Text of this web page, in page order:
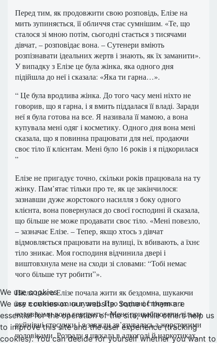
Перед тим, як продовжити свою розповідь, Елізе на
мить зупиняється, її обличчя стає сумнішим. «Те, що
сталося зі мною потім, сьогодні стається з тисячами
дівчат, – розповідає вона. – Сутенери вміють
розпізнавати ідеальних жертв і знають, як їх заманити».
У випадку з Елізе це була жінка, яка одного дня
підійшла до неї і сказала: «Яка ти гарна…».
“ Це була вродлива жінка. До того часу мені ніхто не
говорив, що я гарна, і я вмить піддалася її владі. Заради
неї я була готова на все. Я називала її мамою, а вона
купувала мені одяг і косметику. Одного дня вона мені
сказала, що я повинна працювати для неї, продаючи
своє тіло її клієнтам. Мені було 16 років і я підкорилася
”
Елізе не пригадує точно, скільки років працювала на ту
жінку. Пам’ятає тільки про те, як це закінчилося:
зазнавши дуже жорстокого насилля з боку одного
клієнта, вона повернулася до своєї господині й сказала,
що більше не може продавати своє тіло. «Мені повезло,
– зазначає Елізе. – Тепер, якщо хтось з дівчат
відмовляється працювати на вулиці, їх вбивають, а їхнє
тіло зникає. Моя господиня відчинила двері і
виштовхнула мене на сходи зі словами: “Тобі немає
чого більше тут робити”».
Після цього Елізе почала жити як бездомна, шукаючи
їжу в смітниках на вулиці. Про тодішні стосунки з
чоловіками вона говорить: «Мене приваблювали тільки
руйнівні стосунки і я завжди зв’язувалась з жорстокими
чоловіками. Розраду я шукала в алкоголі й наркотиках,
We use cookies
We use cookies on our website. Some of them are
essential for the operation of the site, while others help us
to improve this site and the user experience (tracking
cookies). You can decide for yourself whether you want to